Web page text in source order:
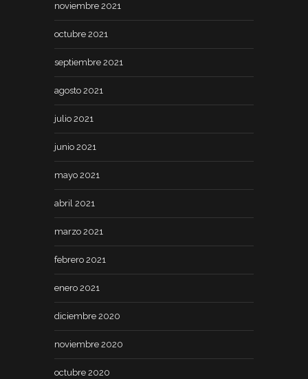
noviembre 2021
octubre 2021
septiembre 2021
agosto 2021
julio 2021
junio 2021
mayo 2021
abril 2021
marzo 2021
febrero 2021
enero 2021
diciembre 2020
noviembre 2020
octubre 2020